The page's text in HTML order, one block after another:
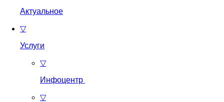
Актуальное
▽
Услуги
▽
Инфоцентр
▽